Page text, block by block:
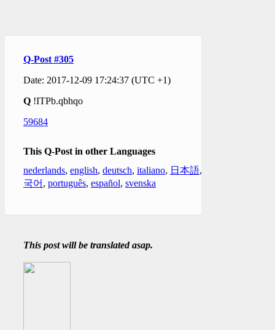
Q-Post #305
Date: 2017-12-09 17:24:37 (UTC +1)
Q !ITPb.qbhqo
59684
This Q-Post in other Languages
nederlands, english, deutsch, italiano, 日本語,
국어 , português, español, svenska
This post will be translated asap.